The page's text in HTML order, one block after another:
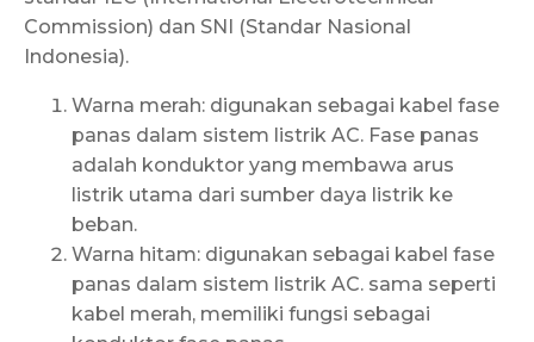
Commission) dan SNI (Standar Nasional
Indonesia).
Warna merah: digunakan sebagai kabel fase
panas dalam sistem listrik AC. Fase panas
adalah konduktor yang membawa arus
listrik utama dari sumber daya listrik ke
beban.
Warna hitam: digunakan sebagai kabel fase
panas dalam sistem listrik AC. sama seperti
kabel merah, memiliki fungsi sebagai